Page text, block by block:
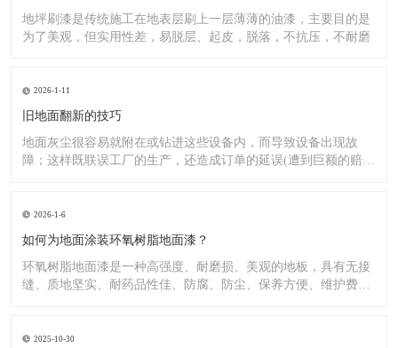
地坪刷漆是传统施工在地表层刷上一层薄薄的油漆，主要目的是
为了美观，但实用性差，易脱层、起皮，脱落，不抗压，不耐磨
2026-1-11
旧地面翻新的技巧
地面灰尘很容易就附在或钻进这些设备内，而导致设备出现故
障；这样既联误工厂的生产，还造成订单的延误(遭到巨额的赔
2026-1-6
如何为地面涂装环氧树脂地面漆？
环氧树脂地面漆是一种高强度、耐磨损、美观的地板，具有无接
缝、质地坚实、耐药品性佳、防腐、防尘、保养方便、维护费用
2025-10-30